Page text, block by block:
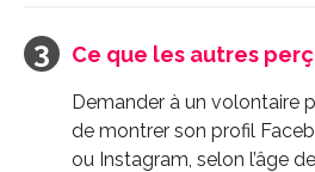
Ce que les autres
Demander à un volontaire
de montrer son profil
ou Instagram, selon l’âge